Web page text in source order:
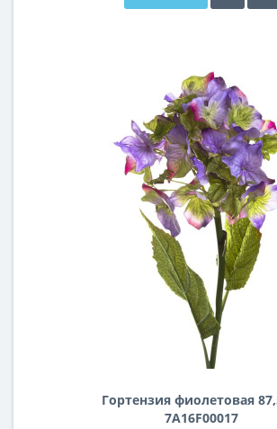
Гортензия фиолетовая
7A16F00017